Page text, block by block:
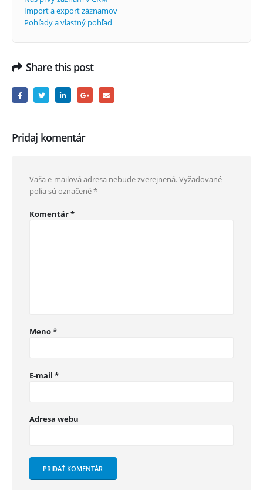
Import a export záznamov
Pohľady a vlastný pohľad
Share this post
Pridaj komentár
Vaša e-mailová adresa nebude zverejnená.Vyžadované
polia sú označené*
Komentár*
Meno*
E-mail *
Adresa webu